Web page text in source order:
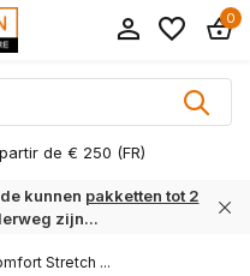
0
de € 250 (FR)
kunnen pakketten tot 2
zijn...
Stretch ...